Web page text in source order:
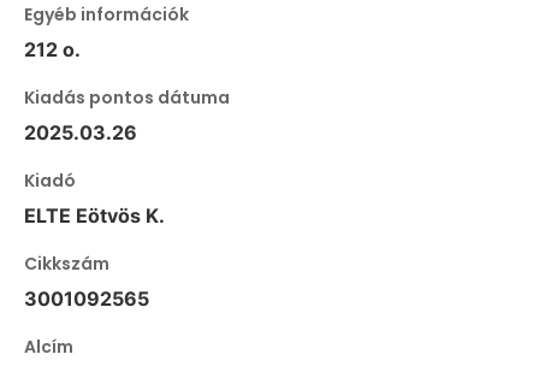
Egyéb információk
212 o.
Kiadás pontos dátuma
2025.03.26
Kiadó
ELTE Eötvös K.
Cikkszám
3001092565
Alcím